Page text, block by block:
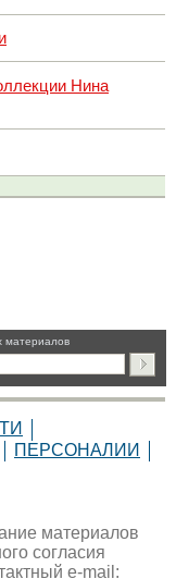
Нина
материалов
ПЕРСОНАЛИИ
материалов
согласия
e-mail: